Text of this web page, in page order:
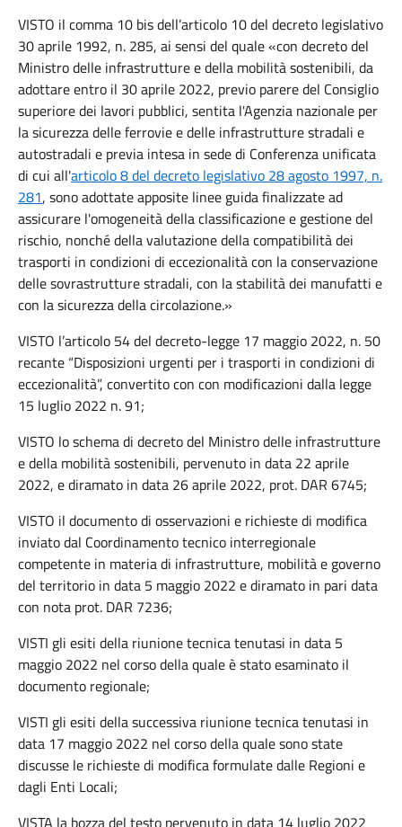
VISTO il comma 10 bis dell’articolo 10 del decreto legislativo
30 aprile 1992, n. 285, ai sensi del quale «con decreto del
Ministro delle infrastrutture e della mobilità sostenibili, da
adottare entro il 30 aprile 2022, previo parere del Consiglio
superiore dei lavori pubblici, sentita l'Agenzia nazionale per
la sicurezza delle ferrovie e delle infrastrutture stradali e
autostradali e previa intesa in sede di Conferenza unificata
di cui all'articolo 8 del decreto legislativo 28 agosto 1997, n.
281, sono adottate apposite linee guida finalizzate ad
assicurare l'omogeneità della classificazione e gestione del
rischio, nonché della valutazione della compatibilità dei
trasporti in condizioni di eccezionalità con la conservazione
delle sovrastrutture stradali, con la stabilità dei manufatti e
con la sicurezza della circolazione.»
VISTO l’articolo 54 del decreto-legge 17 maggio 2022, n. 50
recante “Disposizioni urgenti per i trasporti in condizioni di
eccezionalità”, convertito con con modificazioni dalla legge
15 luglio 2022 n. 91;
VISTO lo schema di decreto del Ministro delle infrastrutture
e della mobilità sostenibili, pervenuto in data 22 aprile
2022, e diramato in data 26 aprile 2022, prot. DAR 6745;
VISTO il documento di osservazioni e richieste di modifica
inviato dal Coordinamento tecnico interregionale
competente in materia di infrastrutture, mobilità e governo
del territorio in data 5 maggio 2022 e diramato in pari data
con nota prot. DAR 7236;
VISTI gli esiti della riunione tecnica tenutasi in data 5
maggio 2022 nel corso della quale è stato esaminato il
documento regionale;
VISTI gli esiti della successiva riunione tecnica tenutasi in
data 17 maggio 2022 nel corso della quale sono state
discusse le richieste di modifica formulate dalle Regioni e
dagli Enti Locali;
VISTA la bozza del testo pervenuto in data 14 luglio 2022